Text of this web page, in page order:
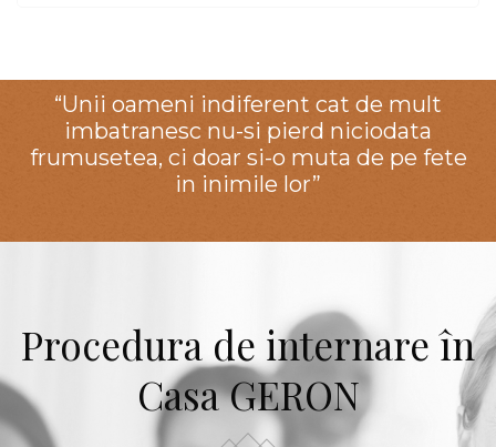
“Unii oameni indiferent cat de mult
imbatranesc nu-si pierd niciodata
frumusetea, ci doar si-o muta de pe fete
in inimile lor”
Procedura de internare în
Casa GERON